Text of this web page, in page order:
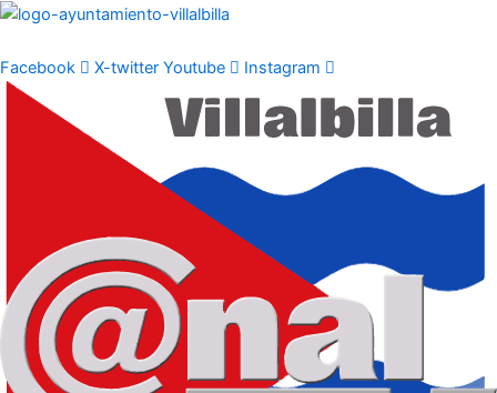
Ir
contenido
Facebook X-twitter Youtube Instagram